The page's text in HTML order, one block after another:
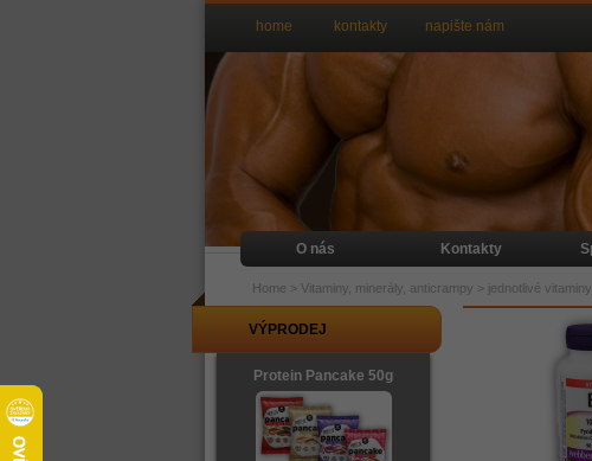
VÝPRODEJ
Protein Pancake 50g
home kontakty napište nám
O nás Kontakty
Home > Vitaminy, minerály, anticrampy > jednotlivé